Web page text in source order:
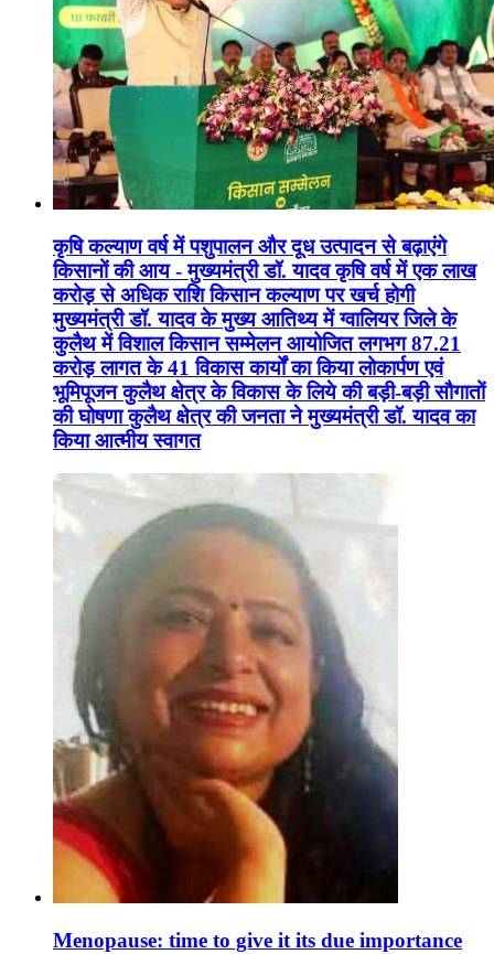
कृषि कल्याण वर्ष में पशुपालन और दूध उत्पादन से बढ़ाएंगे
किसानों की आय - मुख्यमंत्री डॉ. यादव कृषि वर्ष में एक लाख
करोड़ से अधिक राशि किसान कल्याण पर खर्च होगी
मुख्यमंत्री डॉ. यादव के मुख्य आतिथ्य में ग्वालियर जिले के
कुलैथ में विशाल किसान सम्मेलन आयोजित लगभग 87.21
करोड़ लागत के 41 विकास कार्यों का किया लोकार्पण एवं
भूमिपूजन कुलैथ क्षेत्र के विकास के लिये की बड़ी-बड़ी सौगातों
की घोषणा कुलैथ क्षेत्र की जनता ने मुख्यमंत्री डॉ. यादव का
किया आत्मीय स्वागत
Menopause: time to give it its due importance